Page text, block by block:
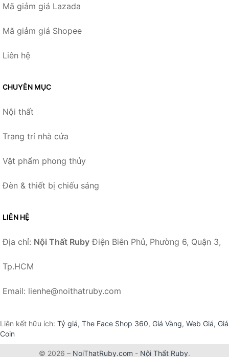
Mã giảm giá Lazada
Mã giảm giá Shopee
Liên hệ
CHUYÊN MỤC
Nội thất
Trang trí nhà cửa
Vật phẩm phong thủy
Đèn & thiết bị chiếu sáng
LIÊN HỆ
Địa chỉ: Nội Thất Ruby Điện Biên Phủ, Phường 6, Quận 3,
Tp.HCM
Email: lienhe@noithatruby.com
Liên kết hữu ích: Tỷ giá, The Face Shop 360, Giá Vàng, Web Giá, Giá
Coin
© 2026 – NoiThatRuby.com - Nội Thất Ruby.